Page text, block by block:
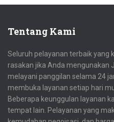
Tentang Kami
Seluruh pelayanan terbaik yang
rasakan jika Anda mengunakan
melayani panggilan selama 24
membuka layanan setiap hari
Beberapa keunggulan layanan
tempat lain. Pelayanan yang